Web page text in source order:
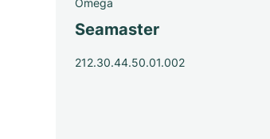
Seamaster
212.30.44.50.01.002